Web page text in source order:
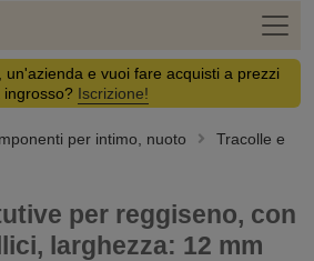
un'azienda e vuoi fare acquisti a prezzi
ingrosso? Iscrizione!
per intimo, nuoto
Tracolle e
per reggiseno, con
larghezza: 12 mm